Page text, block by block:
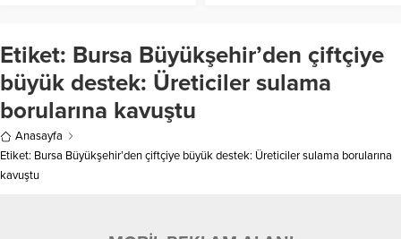
Etiket: Bursa Büyükşehir’den çiftçiye
büyük destek: Üreticiler sulama
borularına kavuştu
Anasayfa
Etiket: Bursa Büyükşehir’den çiftçiye büyük destek: Üreticiler sulama borularına
kavuştu